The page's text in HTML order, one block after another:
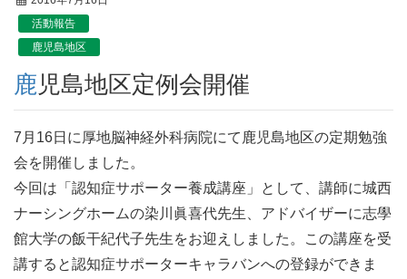
活動報告
鹿児島地区
鹿児島地区定例会開催
7月16日に厚地脳神経外科病院にて鹿児島地区の定期勉強
会を開催しました。
今回は「認知症サポーター養成講座」として、講師に城西
ナーシングホームの染川眞喜代先生、アドバイザーに志學
館大学の飯干紀代子先生をお迎えしました。この講座を受
講すると認知症サポーターキャラバンへの登録ができま